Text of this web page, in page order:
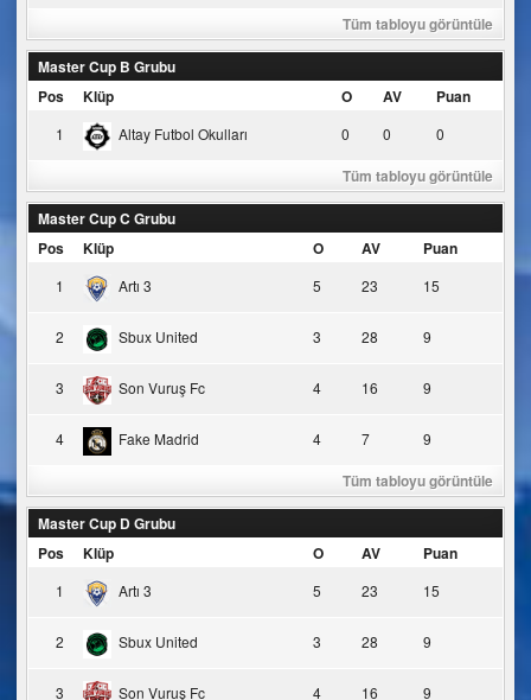
Tüm tabloyu görüntüle
Master Cup B Grubu
Pos
Klüp O AV Puan
1 Altay Futbol Okulları 0 0 0
Tüm tabloyu görüntüle
Master Cup C Grubu
Pos
Klüp O AV Puan
1 Artı 3 5 23 15
2 Sbux United 3 28 9
3 Son Vuruş Fc 4 16 9
4 Fake Madrid 4 7 9
Tüm tabloyu görüntüle
Master Cup D Grubu
Pos
Klüp O AV Puan
1 Artı 3 5 23 15
2 Sbux United 3 28 9
3 Son Vuruş Fc 4 16 9